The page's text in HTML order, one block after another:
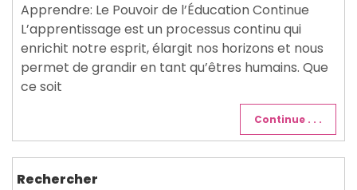
Apprendre: Le Pouvoir de l’Éducation Continue
L’apprentissage est un processus continu qui
enrichit notre esprit, élargit nos horizons et nous
permet de grandir en tant qu’êtres humains. Que
ce soit
Continue . . .
Rechercher